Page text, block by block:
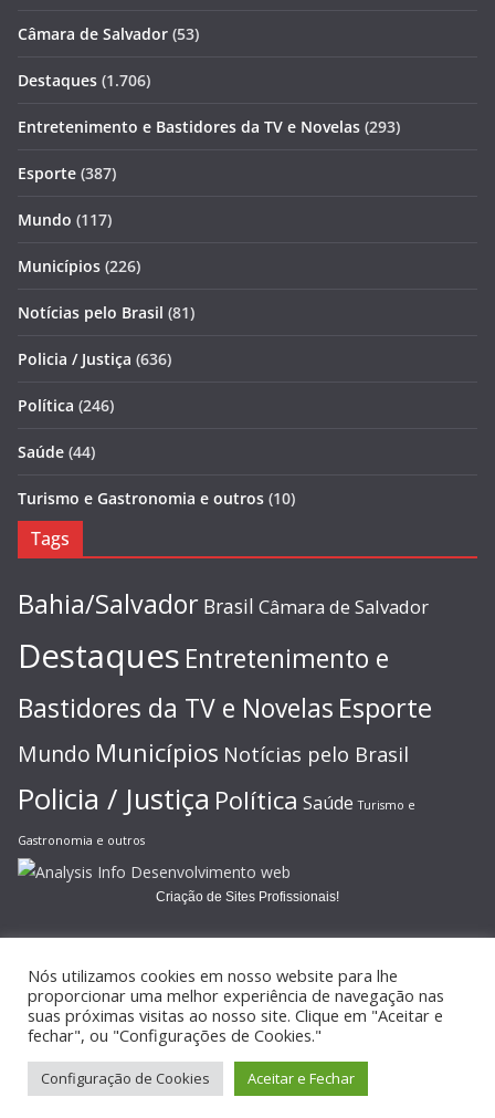
Câmara de Salvador (53)
Destaques (1.706)
Entretenimento e Bastidores da TV e Novelas (293)
Esporte (387)
Mundo (117)
Municípios (226)
Notícias pelo Brasil (81)
Policia / Justiça (636)
Política (246)
Saúde (44)
Turismo e Gastronomia e outros (10)
Tags
Bahia/Salvador Brasil Câmara de Salvador
Destaques Entretenimento e
Bastidores da TV e Novelas Esporte
Mundo Municípios Notícias pelo Brasil
Policia / Justiça Política Saúde Turismo e
Gastronomia e outros
Criação de Sites Profissionais!
Copyright © 2026JORNAL GAZETA ONLINE
reservados.
Tema:ColorMagpor ThemeGrill. Powered by
Nós utilizamos cookies em nosso website para lhe
proporcionar uma melhor experiência de navegação nas
suas próximas visitas ao nosso site. Clique em "Aceitar e
fechar", ou "Configurações de Cookies."
Configuração de Cookies Aceitar e Fechar